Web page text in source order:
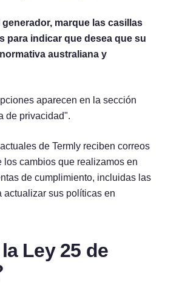
marque las casillas
para indicar que desea que su
australiana y
aparecen en la sección
de privacidad".
de Termly reciben correos
los cambios que realizamos en
de cumplimiento, incluidas las
actualizar sus políticas en
Ley 25 de